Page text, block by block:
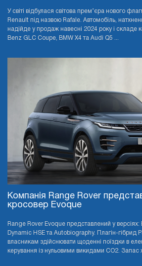
У світі відбулася світова прем’єра нового
Renault під назвою Rafale. Автомобіль,
надійде у продаж навесні 2024 року і складе
Benz GLC Coupe, BMW X4 та Audi Q5 ...
Компанія Range Rover
кросовер Evoque
Range Rover Evoque представлений у версіях:
Dynamic HSE та Autobiography. Плагін-гібрид
власникам здійснювати щоденні поїздки в
керування із нульовими викидами CO2. Запас